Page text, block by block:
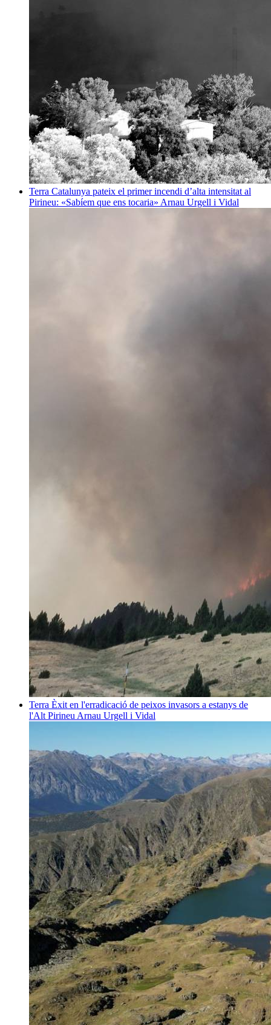
Terra Catalunya pateix el primer incendi d’alta intensitat al
Pirineu: «Sabíem que ens tocaria» Arnau Urgell i Vidal
Terra Èxit en l'erradicació de peixos invasors a estanys de
l'Alt Pirineu Arnau Urgell i Vidal